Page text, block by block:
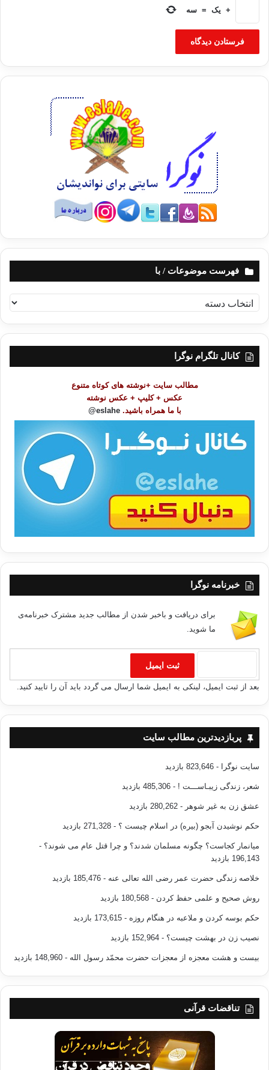
+ یک = سه
فهرست موضوعات / با
ه
ر
کانال تلگرام نوگرا
مطالب سایت +نوشته های کوتاه متنوع
عکس + کلیپ + عکس نوشته
با ما همراه باشید. eslahe@
خبرنامه نوگرا
برای دریافت و باخبر شدن از مطالب جدید مشترک خبرنامه‌ی
ما شوید.
بعد از ثبت ایمیل، لینکی به ایمیل شما ارسال می گردد باید آن را تایید کنید.
پربازدیدترین مطالب سایت
سایت نوگرا - 823,646 بازدید
شعر، زندگی زیبـاســـت ! - 485,306 بازدید
عشق زن به غیر شوهر - 280,262 بازدید
حکم نوشیدن آبجو (بیره) در اسلام چیست ؟ - 271,328 بازدید
میانمار کجاست؟ چگونه مسلمان شدند؟ و چرا قتل عام می شوند؟ -
196,143 بازدید
خلاصه زندگی حضرت عمر رضی الله تعالی عنه - 185,476 بازدید
روش صحیح و علمی حفظ کردن - 180,568 بازدید
حکم بوسه کردن و ملاعبه در هنگام روزه - 173,615 بازدید
نصیب زن در بهشت چیست؟ - 152,964 بازدید
بیست و هشت معجزه از معجزات حضرت محمّد رسول الله - 148,960 بازدید
تناقضات قرآنی